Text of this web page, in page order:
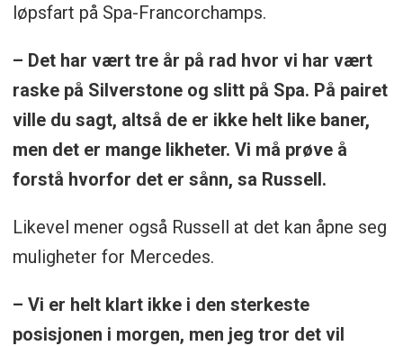
løpsfart på Spa-Francorchamps.
– Det har vært tre år på rad hvor vi har vært
raske på Silverstone og slitt på Spa. På pairet
ville du sagt, altså de er ikke helt like baner,
men det er mange likheter. Vi må prøve å
forstå hvorfor det er sånn, sa Russell.
Likevel mener også Russell at det kan åpne seg
muligheter for Mercedes.
– Vi er helt klart ikke i den sterkeste
posisjonen i morgen, men jeg tror det vil